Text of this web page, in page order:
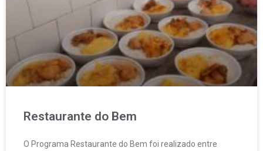
Restaurante do Bem
O Programa Restaurante do Bem foi realizado entre